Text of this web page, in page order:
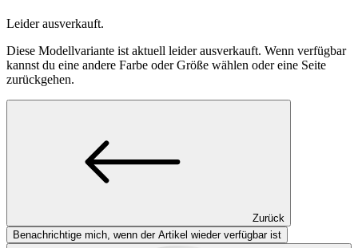
Leider ausverkauft.
Diese Modellvariante ist aktuell leider ausverkauft. Wenn verfügbar
kannst du eine andere Farbe oder Größe wählen oder eine Seite
zurückgehen.
Zurück
Benachrichtige mich, wenn der Artikel wieder verfügbar ist